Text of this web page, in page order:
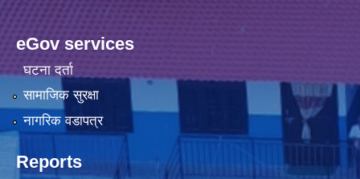
eGov services
घटना दर्ता
सामाजिक सुरक्षा
नागरिक वडापत्र
Reports